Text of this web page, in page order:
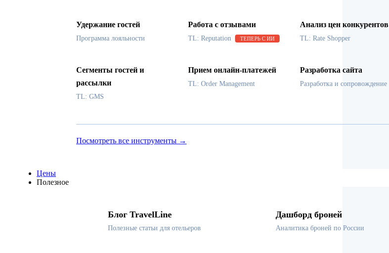
Удержание гостей
Программа лояльности
Работа с отзывами
TL: Reputation ТЕПЕРЬ С ИИ
Анализ цен конкурентов
TL: Rate Shopper
Сегменты гостей и
рассылки
TL: GMS
Прием онлайн-платежей
TL: Order Management
Разработка сайта
Разработка и сопровождение
Посмотреть все инструменты →
Цены
Полезное
Блог TravelLine
Полезные статьи для отельеров
Дашборд броней
Аналитика броней по России